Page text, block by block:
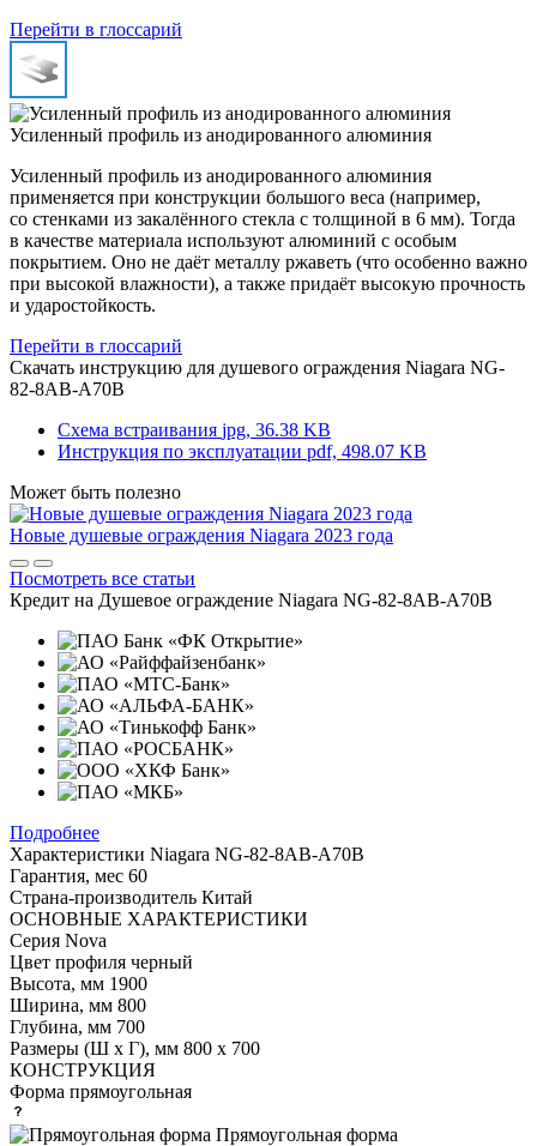
Перейти в глоссарий
Усиленный профиль из анодированного алюминия
Усиленный профиль из анодированного алюминия
применяется при конструкции большого веса (например,
со стенками из закалённого стекла с толщиной в 6 мм). Тогда
в качестве материала используют алюминий с особым
покрытием. Оно не даёт металлу ржаветь (что особенно важно
при высокой влажности), а также придаёт высокую прочность
и ударостойкость.
Перейти в глоссарий
Скачать инструкцию для душевого ограждения Niagara NG-
82-8AB-A70B
Схема встраивания jpg, 36.38 KB
Инструкция по эксплуатации pdf, 498.07 KB
Может быть полезно
Новые душевые ограждения Niagara 2023 года
Посмотреть все статьи
Кредит на Душевое ограждение Niagara NG-82-8AB-A70B
Подробнее
Характеристики Niagara NG-82-8AB-A70B
Гарантия, мес 60
Страна-производитель Китай
ОСНОВНЫЕ ХАРАКТЕРИСТИКИ
Серия Nova
Цвет профиля черный
Высота, мм 1900
Ширина, мм 800
Глубина, мм 700
Размеры (Ш х Г), мм 800 х 700
КОНСТРУКЦИЯ
Форма прямоугольная
Прямоугольная форма